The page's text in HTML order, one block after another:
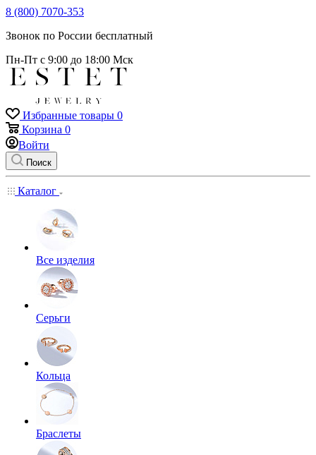
8 (800) 7070-353
Звонок по России бесплатный
Пн-Пт с 9:00 до 18:00 Мск
Избранные товары 0
Корзина 0
Войти
Поиск
Каталог
Все изделия
Серьги
Кольца
Браслеты